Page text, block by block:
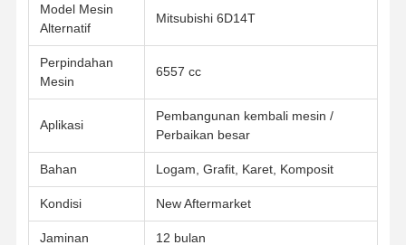
Rumah Produk Tentang Kita
Wisata
Model Mesin
Alternatif
Mitsubishi 6D14T
Perpindahan
Mesin
6557 cc
Aplikasi
Pembangunan kembali mesin /
Perbaikan besar
Bahan Logam, Grafit, Karet, Komposit
Kondisi New Aftermarket
Jaminan 12 bulan